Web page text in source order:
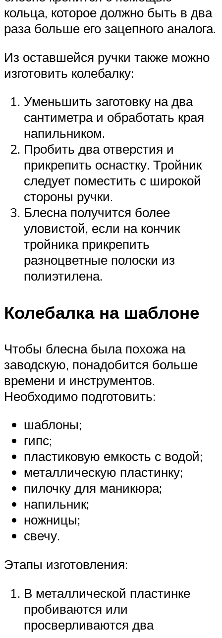
кольца, которое должно быть в два
раза больше его зацепного аналога.
Из оставшейся ручки также можно
изготовить колебалку:
Уменьшить заготовку на два
сантиметра и обработать края
напильником.
Пробить два отверстия и
прикрепить оснастку. Тройник
следует поместить с широкой
стороны ручки.
Блесна получится более
уловистой, если на кончик
тройника прикрепить
разноцветные полоски из
полиэтилена.
Колебалка на шаблоне
Чтобы блесна была похожа на
заводскую, понадобится больше
времени и инструментов.
Необходимо подготовить:
шаблоны;
гипс;
пластиковую емкость с водой;
металлическую пластинку;
пилочку для маникюра;
напильник;
ножницы;
свечу.
Этапы изготовления:
В металлической пластинке
пробиваются или
просверливаются два